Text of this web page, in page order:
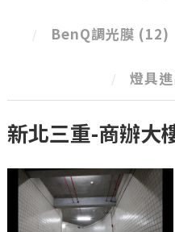
BenQ調光膜 (12)
燈具
新北三重-商辦大